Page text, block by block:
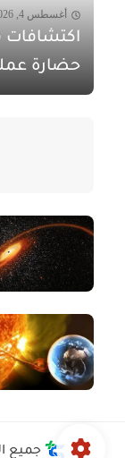
أغسطس 4, 2026
اكتشافات
حضارة
جميع